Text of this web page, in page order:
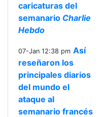
caricaturas del
semanario Charlie
Hebdo
07-Jan 12:38 pm Así
reseñaron los
principales diarios
del mundo el
ataque al
semanario francés